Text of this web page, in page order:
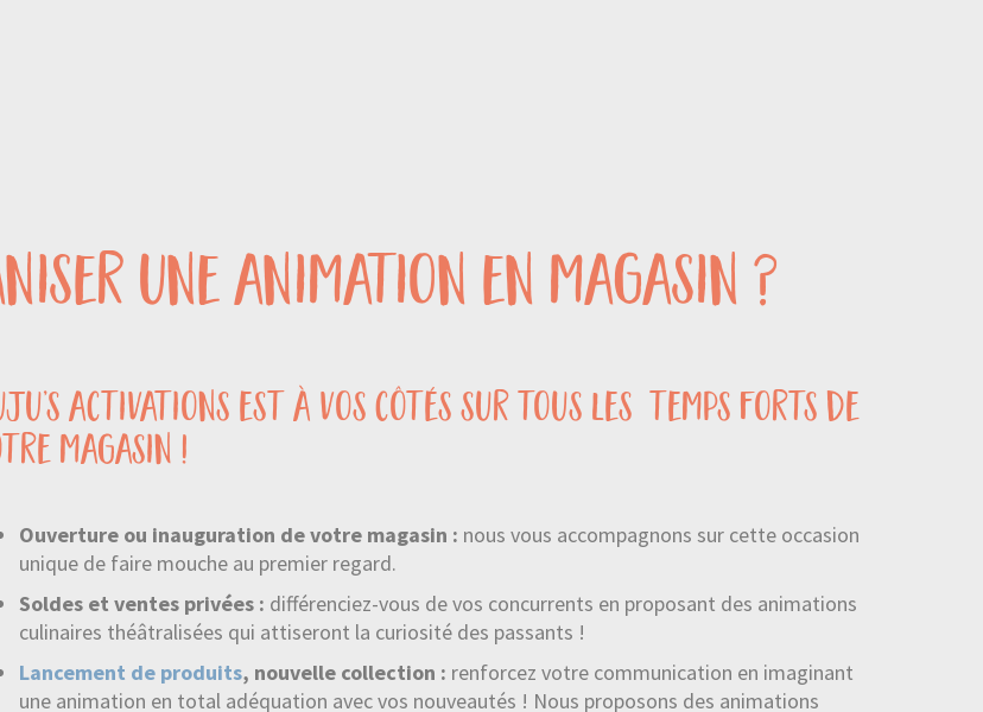
une animation en magasin ?
activations est à vos côtés sur tous les temps forts de
magasin !
Ouverture ou inauguration de votre magasin : nous vous accompagnons sur cette occasion
unique de faire mouche au premier regard.
Soldes et ventes privées : différenciez-vous de vos concurrents en proposant des animations
culinaires théâtralisées qui attiseront la curiosité des passants !
Lancement de produits, nouvelle collection : renforcez votre communication en imaginant
une animation en total adéquation avec vos nouveautés ! Nous proposons des animations